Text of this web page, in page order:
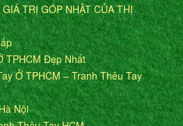
TRỊ GÓP NHẬT CỦA THỊ
TPHCM Đẹp Nhất
Ở TPHCM – Tranh Thêu Tay
Nội